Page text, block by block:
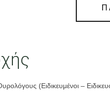
(Ειδικευμένοι –